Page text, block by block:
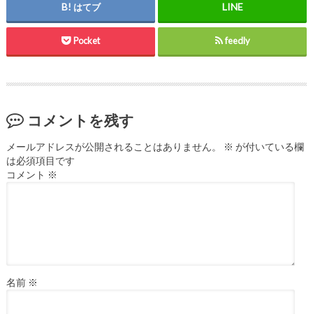
はてブ
Pocket feedly
コメントを残す
メールアドレスが公開されることはありません。 ※ が付いている欄
は必須項目です
コメント ※
名前 ※